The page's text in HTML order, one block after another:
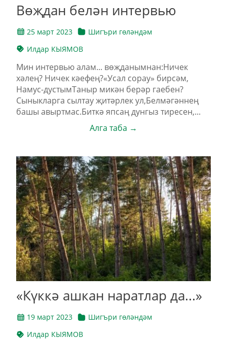
Вөҗдан белән интервью
25 март 2023
Шигъри гөләндәм
Илдар КЫЯМОВ
Мин интервью алам... вөҗданымнан:Ничек
хәлең? Ничек кәефең?«Усал сорау» бирсәм,
Намус-дустымТаныр микән берәр гаебен?
Сыныкларга сылтау җитәрлек ул,Белмәгәннең
башы авыртмас.Биткә япсаң дунгыз тиресен,...
Алга таба →
«Күккә ашкан наратлар да...»
19 март 2023
Шигъри гөләндәм
Илдар КЫЯМОВ